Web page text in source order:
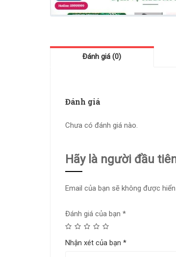
Đánh giá (0)
Đánh giá
Chưa có đánh giá nào.
Hãy là người đầu
Email của bạn sẽ không được
Đánh giá của bạn *
Nhận xét của bạn *